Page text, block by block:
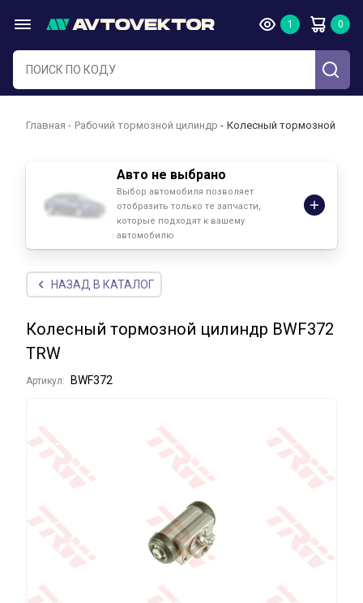
Главная Рабочий тормозной цилиндр Колесный тормозной
Авто не выбрано
Выбор автомобиля позволяет
отобразить только те запчасти,
которые подходят к вашему
автомобилю
НАЗАД В КАТАЛОГ
Колесный тормозной цилиндр BWF372
TRW
Артикул: BWF372